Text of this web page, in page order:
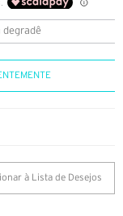
degradê
à Lista de Desejos